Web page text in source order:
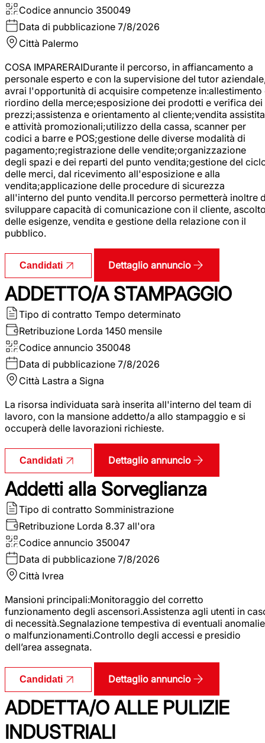
Codice annuncio 350049
Data di pubblicazione 7/8/2026
Città Palermo
COSA IMPARERAIDurante il percorso, in affiancamento a
personale esperto e con la supervisione del tutor
avrai l'opportunità di acquisire competenze in:allestimento
riordino della merce;esposizione dei prodotti e verifica dei
prezzi;assistenza e orientamento al cliente;vendita assistita
e attività promozionali;utilizzo della cassa, scanner per
codici a barre e POS;gestione delle diverse modalità di
pagamento;registrazione delle vendite;organizzazione
degli spazi e dei reparti del punto vendita;gestione del
delle merci, dal ricevimento all'esposizione e alla
vendita;applicazione delle procedure di sicurezza
all'interno del punto vendita.Il percorso permetterà inoltre
sviluppare capacità di comunicazione con il cliente,
delle esigenze, vendita e gestione della relazione con il
pubblico.
Candidati Dettaglio annuncio
ADDETTO/A STAMPAGGIO
Tipo di contratto Tempo determinato
Retribuzione Lorda 1450 mensile
Codice annuncio 350048
Data di pubblicazione 7/8/2026
Città Lastra a Signa
La risorsa individuata sarà inserita all'interno del team di
lavoro, con la mansione addetto/a allo stampaggio e si
occuperà delle lavorazioni richieste.
Candidati Dettaglio annuncio
Addetti alla Sorveglianza
Tipo di contratto Somministrazione
Retribuzione Lorda 8.37 all'ora
Codice annuncio 350047
Data di pubblicazione 7/8/2026
Città Ivrea
Mansioni principali:Monitoraggio del corretto
funzionamento degli ascensori.Assistenza agli utenti in
di necessità.Segnalazione tempestiva di eventuali anomalie
o malfunzionamenti.Controllo degli accessi e presidio
dell’area assegnata.
Candidati Dettaglio annuncio
ADDETTA/O ALLE PULIZIE
INDUSTRIALI